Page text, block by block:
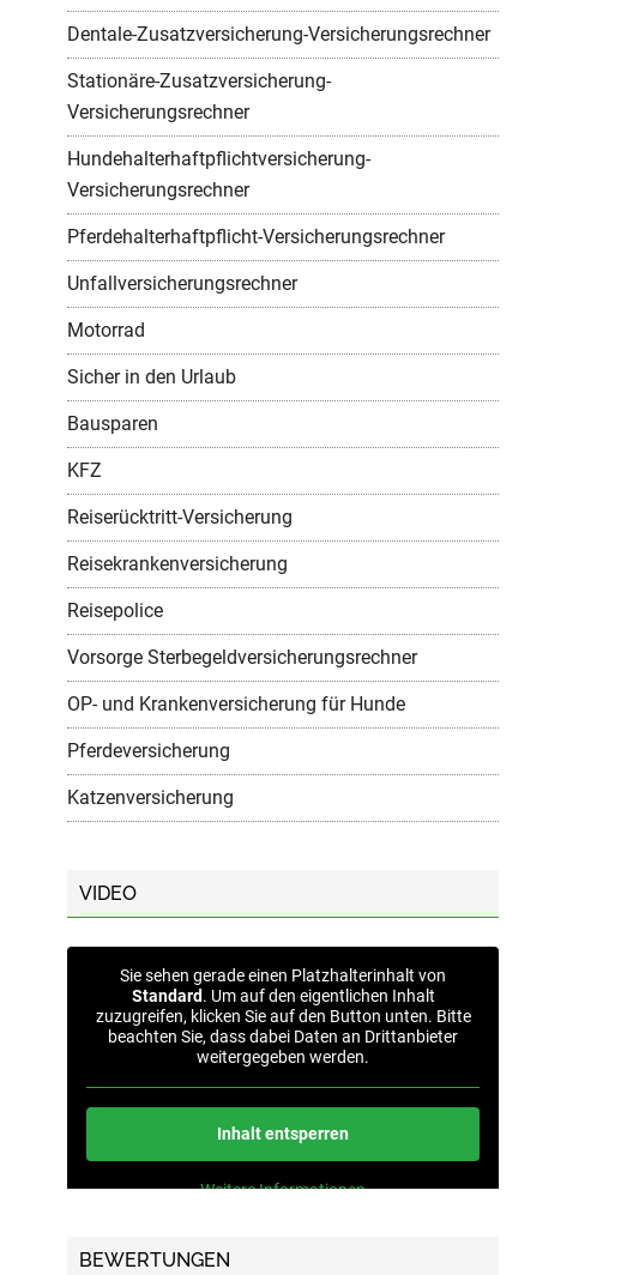
Dentale-Zusatzversicherung-Versicherungsrechner
Stationäre-Zusatzversicherung-
Versicherungsrechner
Hundehalterhaftpflichtversicherung-
Versicherungsrechner
Pferdehalterhaftpflicht-Versicherungsrechner
Unfallversicherungsrechner
Motorrad
Sicher in den Urlaub
Bausparen
KFZ
Reiserücktritt-Versicherung
Reisekrankenversicherung
Reisepolice
Vorsorge Sterbegeldversicherungsrechner
OP- und Krankenversicherung für Hunde
Pferdeversicherung
Katzenversicherung
VIDEO
Sie sehen gerade einen Platzhalterinhalt von
Standard. Um auf den eigentlichen Inhalt
zuzugreifen, klicken Sie auf den Button unten. Bitte
beachten Sie, dass dabei Daten an Drittanbieter
weitergegeben werden.
Inhalt entsperren
Weitere Informationen
BEWERTUNGEN